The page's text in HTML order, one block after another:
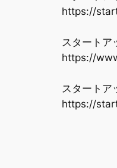
https://
スタートア
https://
スタートア
https://